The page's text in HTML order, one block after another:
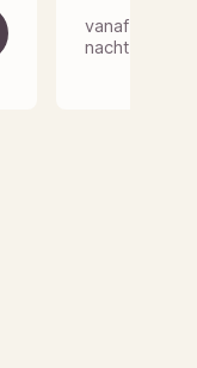
vanaf
nacht